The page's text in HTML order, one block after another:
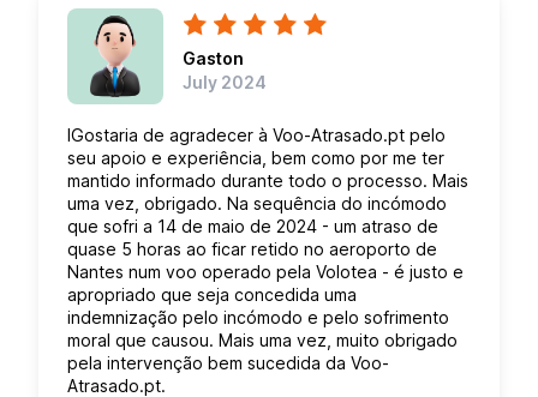
Gaston
July 2024
IGostaria de agradecer à Voo-Atrasado.pt pelo
seu apoio e experiência, bem como por me ter
mantido informado durante todo o processo. Mais
uma vez, obrigado. Na sequência do incómodo
que sofri a 14 de maio de 2024 - um atraso de
quase 5 horas ao ficar retido no aeroporto de
Nantes num voo operado pela Volotea - é justo e
apropriado que seja concedida uma
indemnização pelo incómodo e pelo sofrimento
moral que causou. Mais uma vez, muito obrigado
pela intervenção bem sucedida da Voo-
Atrasado.pt.